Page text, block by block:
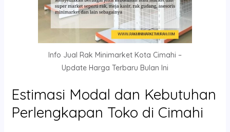
Info Jual Rak Minimarket Kota Cimahi –
Update Harga Terbaru Bulan Ini
Estimasi Modal dan Kebutuhan
Perlengkapan Toko di Cimahi